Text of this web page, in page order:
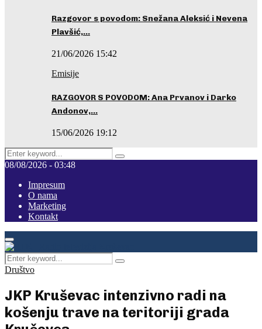
Razgovor s povodom: Snežana Aleksić i Nevena
Plavšić,…
21/06/2026 15:42
Emisije
RAZGOVOR S POVODOM: Ana Prvanov i Darko
Andonov,…
15/06/2026 19:12
Search
for:
Pretraga
08/08/2026 - 03:48
Impresum
O nama
Marketing
Kontakt
Facebook
Instagram
Youtube
Primary
Menu
Search
for:
Pretraga
Društvo
JKP Kruševac intenzivno radi na
košenju trave na teritoriji grada